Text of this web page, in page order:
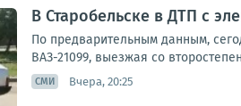
В Старобельске в ДТП с
По предварительным данным,
ВАЗ-21099, выезжая со
СМИ Вчера, 20:25